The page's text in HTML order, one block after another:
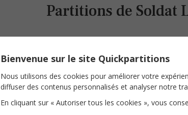
Partitions de Soldat
Bienvenue sur le site Quickpartitions
Nous utilisons des cookies pour améliorer votre
diffuser des contenus personnalisés et analyser notre
En cliquant sur « Autoriser tous les cookies », vous